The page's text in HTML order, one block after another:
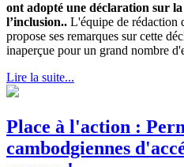
ont adopté une déclaration sur
l’inclusion.. L'équipe de rédaction
propose ses remarques sur cette
inaperçue pour un grand nombre
Lire la suite...
Place à l'action :
cambodgiennes